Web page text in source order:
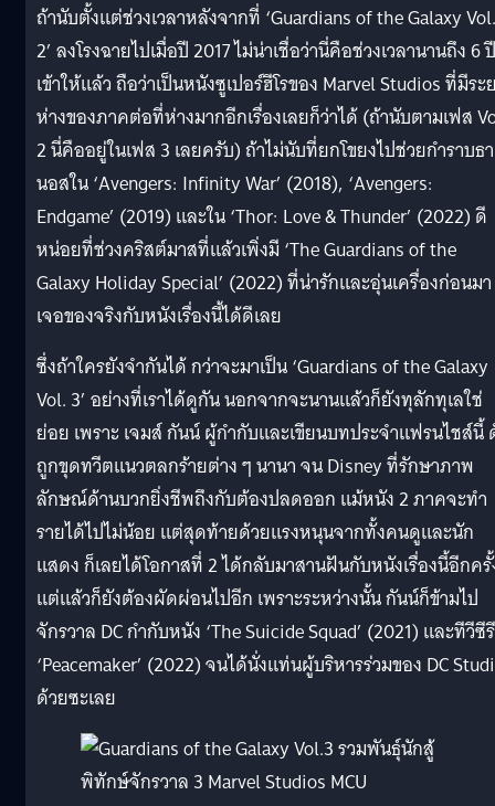
ถ้านับตั้งแต่ช่วงเวลาหลังจากที่ ‘Guardians of the Galaxy Vol.
2’ ลงโรงฉายไปเมื่อปี 2017 ไม่น่าเชื่อว่านี่คือช่วงเวลานานถึง 6 ปี
เข้าให้แล้ว ถือว่าเป็นหนังซูเปอร์ฮีโรของ Marvel Studios ที่มีระ
ห่างของภาคต่อที่ห่างมากอีกเรื่องเลยก็ว่าได้ (ถ้านับตามเฟส
2 นี่คืออยู่ในเฟส 3 เลยครับ) ถ้าไม่นับที่ยกโขยงไปช่วยกำราบธา
นอสใน ‘Avengers: Infinity War’ (2018), ‘Avengers:
Endgame’ (2019) และใน ‘Thor: Love & Thunder’ (2022) ดี
หน่อยที่ช่วงคริสต์มาสที่แล้วเพิ่งมี ‘The Guardians of the
Galaxy Holiday Special’ (2022) ที่น่ารักและอุ่นเครื่องก่อนมา
เจอของจริงกับหนังเรื่องนี้ได้ดีเลย
ซึ่งถ้าใครยังจำกันได้ กว่าจะมาเป็น ‘Guardians of the Galaxy
Vol. 3’ อย่างที่เราได้ดูกัน นอกจากจะนานแล้วก็ยังทุลักทุเลใช่
ย่อย เพราะ เจมส์ กันน์ ผู้กำกับและเขียนบทประจำแฟรนไชส์นี้
ถูกขุดทวีตแนวตลกร้ายต่าง ๆ นานา จน Disney ที่รักษาภาพ
ลักษณ์ด้านบวกยิ่งชีพถึงกับต้องปลดออก แม้หนัง 2 ภาคจะทำ
รายได้ไปไม่น้อย แต่สุดท้ายด้วยแรงหนุนจากทั้งคนดูและนัก
แสดง ก็เลยได้โอกาสที่ 2 ได้กลับมาสานฝันกับหนังเรื่องนี้อีกค
แต่แล้วก็ยังต้องผัดผ่อนไปอีก เพราะระหว่างนั้น กันน์ก็ข้ามไป
จักรวาล DC กำกับหนัง ‘The Suicide Squad’ (2021) และทีวีซี
‘Peacemaker’ (2022) จนได้นั่งแท่นผู้บริหารร่วมของ DC
ด้วยซะเลย